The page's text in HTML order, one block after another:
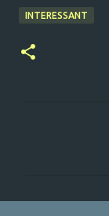
INTERESSANT